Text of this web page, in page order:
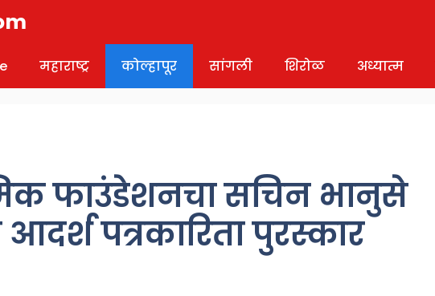
महाराष्ट्र कोल्हापूर सांगली शिरोळ अध्यात्म
फाउंडेशनचा सचिन भानुसे
पत्रकारिता पुरस्कार